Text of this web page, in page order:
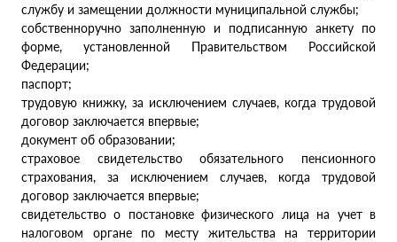
службу и замещении должности муниципальной службы;
собственноручно заполненную и подписанную анкету по
форме, установленной Правительством Российской
Федерации;
паспорт;
трудовую книжку, за исключением случаев, когда трудовой
договор заключается впервые;
документ об образовании;
страховое свидетельство обязательного пенсионного
страхования, за исключением случаев, когда трудовой
договор заключается впервые;
свидетельство о постановке физического лица на учет в
налоговом органе по месту жительства на территории